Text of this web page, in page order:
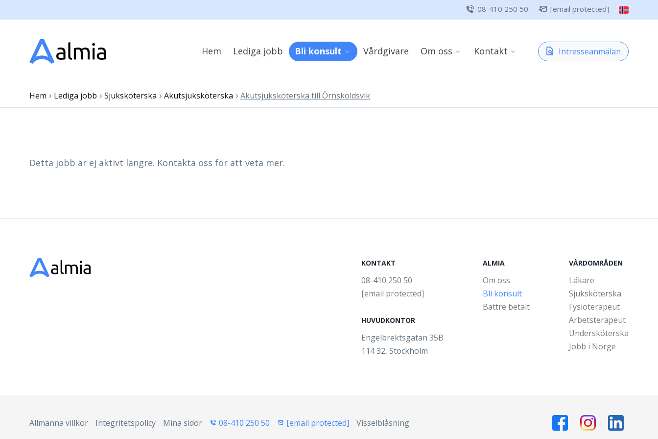
08-410 250 50 [email protected]
Hem Lediga jobb Bli konsult Vårdgivare Om oss Kontakt Intresseanmälan
Hem › Lediga jobb › Sjuksköterska › Akutsjuksköterska › Akutsjuksköterska till Örnsköldsvik
Detta jobb är ej aktivt längre. Kontakta oss för att veta mer.
KONTAKT
08-410 250 50
[email protected]
HUVUDKONTOR
Engelbrektsgatan 35B
114 32, Stockholm
ALMIA
Om oss
Bli konsult
Bättre betalt
VÅRDOMRÅDEN
Läkare
Sjuksköterska
Fysioterapeut
Arbetsterapeut
Undersköterska
Jobb i Norge
Allmänna villkor Integritetspolicy Mina sidor 08-410 250 50 [email protected] Visselblåsning